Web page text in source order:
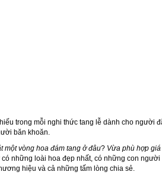
trong mỗi nghi thức tang lễ dành cho
băn khoăn.
một vòng hoa đám tang ở đâu? Vừa phù hợp
những loài hoa đẹp nhất, có những con
hiệu và cả những tấm lòng chia sẻ.